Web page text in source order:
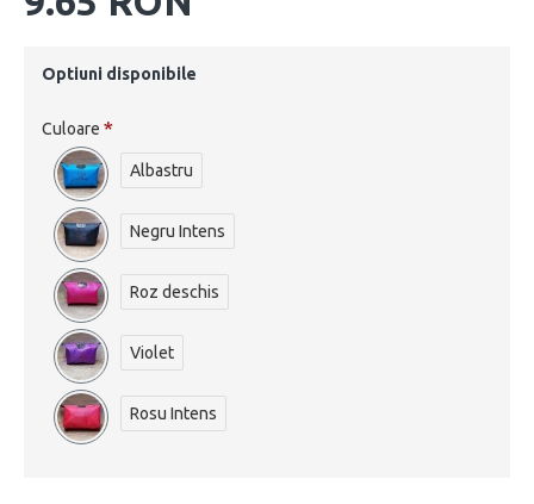
Optiuni disponibile
Culoare
Albastru
Negru Intens
Roz deschis
Violet
Rosu Intens